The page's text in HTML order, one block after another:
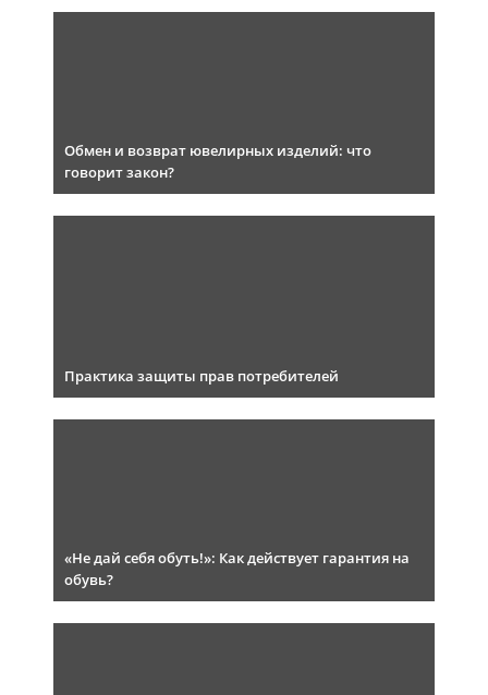
Обмен и возврат ювелирных изделий: что
говорит закон?
Практика защиты прав потребителей
«Не дай себя обуть!»: Как действует гарантия на
обувь?